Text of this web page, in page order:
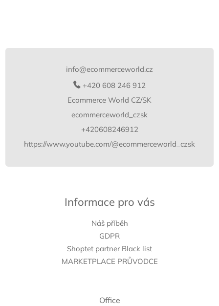
info@ecommerceworld.cz
+420 608 246 912
Ecommerce World CZ/SK
ecommerceworld_czsk
+420608246912
https://www.youtube.com/@ecommerceworld_czsk
Informace pro vás
Náš příběh
GDPR
Shoptet partner Black list
MARKETPLACE PRŮVODCE
Office